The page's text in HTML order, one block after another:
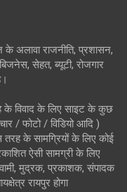
अलावा राजनीति, प्रशासन,
सेहत, ब्यूटी, रोजगार
के विवाद के लिए साइट के कुछ
/ फोटो / विडियो आदि )
तरह के सामग्रियों के लिए कोई
ऐसी सामग्री के लिए
मुद्रक, प्रकाशक, संपादक
रायपुर होगा